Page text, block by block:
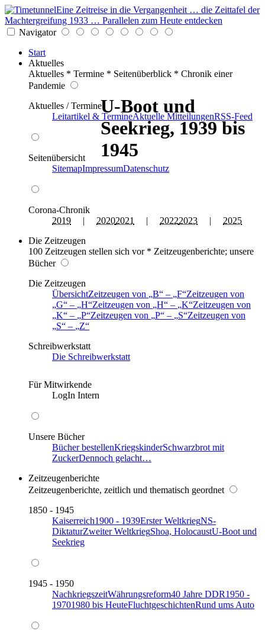
Eine Zeitreise in die Vergangenheit … die Zeittafel der
Machtergreifung 1933 … Parallelen zum Heute entdecken
Navigator
Start
Aktuelles
Aktuelles * Termine * Seitenüberblick * Chronik einer
Pandemie
Aktuelles / Termine
Leitartikel & TermineAktuelle MitteilungenRSS-Feed
Seitenübersicht
SitemapImpressumDatenschutz
Corona-Chronik
2019 | 20202021 | 20222023 | 2025
Die Zeitzeugen
100 Zeitzeugen stellen sich vor * Zeitzeugenberichte; unsere
Bücher
Die Zeitzeugen
ÜbersichtZeitzeugen von B – F Zeitzeugen von
G
– H Zeitzeugen von H – K Zeitzeugen von
K
– P Zeitzeugen von P – S Zeitzeugen von
S
–
Z
Schreibwerkstatt
Die Schreibwerkstatt
Für Mitwirkende
LogIn Intern
Unsere Bücher
Bücher bestellenKriegskinderSchwarzbrot mit
ZuckerDennoch gelacht…
Zeitzeugenberichte
Zeitzeugenberichte, zeitlich und thematisch geordnet
1850 - 1945
Kaiserreich1900 - 1939Erster WeltkriegNS-
DiktaturZweiter WeltkriegShoa, HolocaustU-Boot und
Seekrieg
1945 - 1950
NachkriegszeitWährungsreform40 Jahre DDR1950 -
19701980 bis HeuteFluchtgeschichtenRund ums Auto
U-Boot und
Seekrieg, 1939 bis
1945